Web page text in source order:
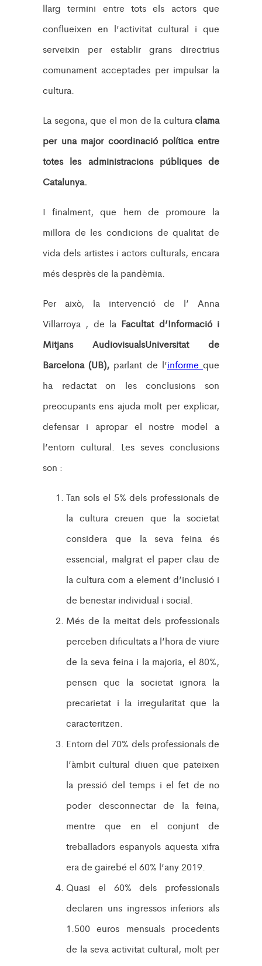
llarg termini entre tots els actors que
conflueixen en l’activitat cultural i que
serveixin per establir grans directrius
comunament acceptades per impulsar la
cultura.
La segona, que el mon de la culturaclama
per una major coordinació política entre
totes les administracions públiques de
Catalunya.
I finalment, que hem de promoure la
millora de les condicions de qualitat de
vida dels artistes i actors culturals, encara
més desprès de la pandèmia.
Per això, la intervenció de l’ Anna
Villarroya , de la Facultat d’Informació i
Mitjans AudiovisualsUniversitat de
Barcelona (UB), parlant de l’informeque
ha redactat on les conclusions son
preocupants ens ajuda molt per explicar,
defensar i apropar el nostre model a
l’entorn cultural. Les seves conclusions
son :
Tan sols el 5% dels professionals de
la cultura creuen que la societat
considera que la seva feina és
essencial, malgrat el paper clau de
la cultura com a element d’inclusió i
de benestar individual i social.
Més de la meitat dels professionals
perceben dificultats a l’hora de viure
de la seva feina i la majoria, el 80%,
pensen que la societat ignora la
precarietat i la irregularitat que la
caracteritzen.
Entorn del 70% dels professionals de
l’àmbit cultural diuen que pateixen
la pressió del temps i el fet de no
poder desconnectar de la feina,
mentre que en el conjunt de
treballadors espanyols aquesta xifra
era de gairebé el 60% l’any 2019.
Quasi el 60% dels professionals
declaren uns ingressos inferiors als
1.500 euros mensuals procedents
de la seva activitat cultural, molt per